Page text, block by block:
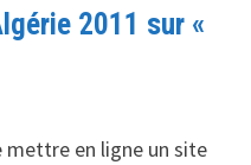
2011 sur «
mettre en ligne un site